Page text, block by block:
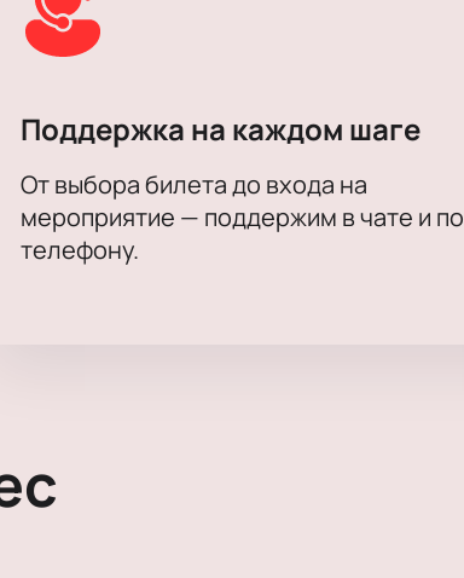
Поддержка на каждом шаге
От выбора билета до входа на
мероприятие — поддержим в чате и по
телефону.